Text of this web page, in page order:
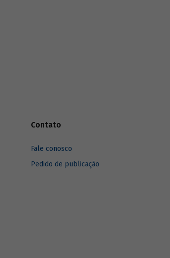
Contato
Fale conosco
Pedido de publicação